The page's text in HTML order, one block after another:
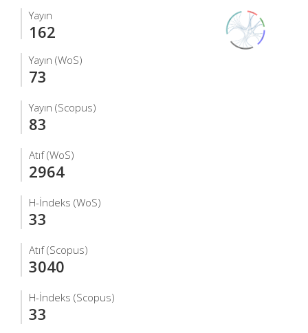
Yayın
162
Yayın (WoS)
73
Yayın (Scopus)
83
Atıf (WoS)
2964
H-İndeks (WoS)
33
Atıf (Scopus)
3040
H-İndeks (Scopus)
33